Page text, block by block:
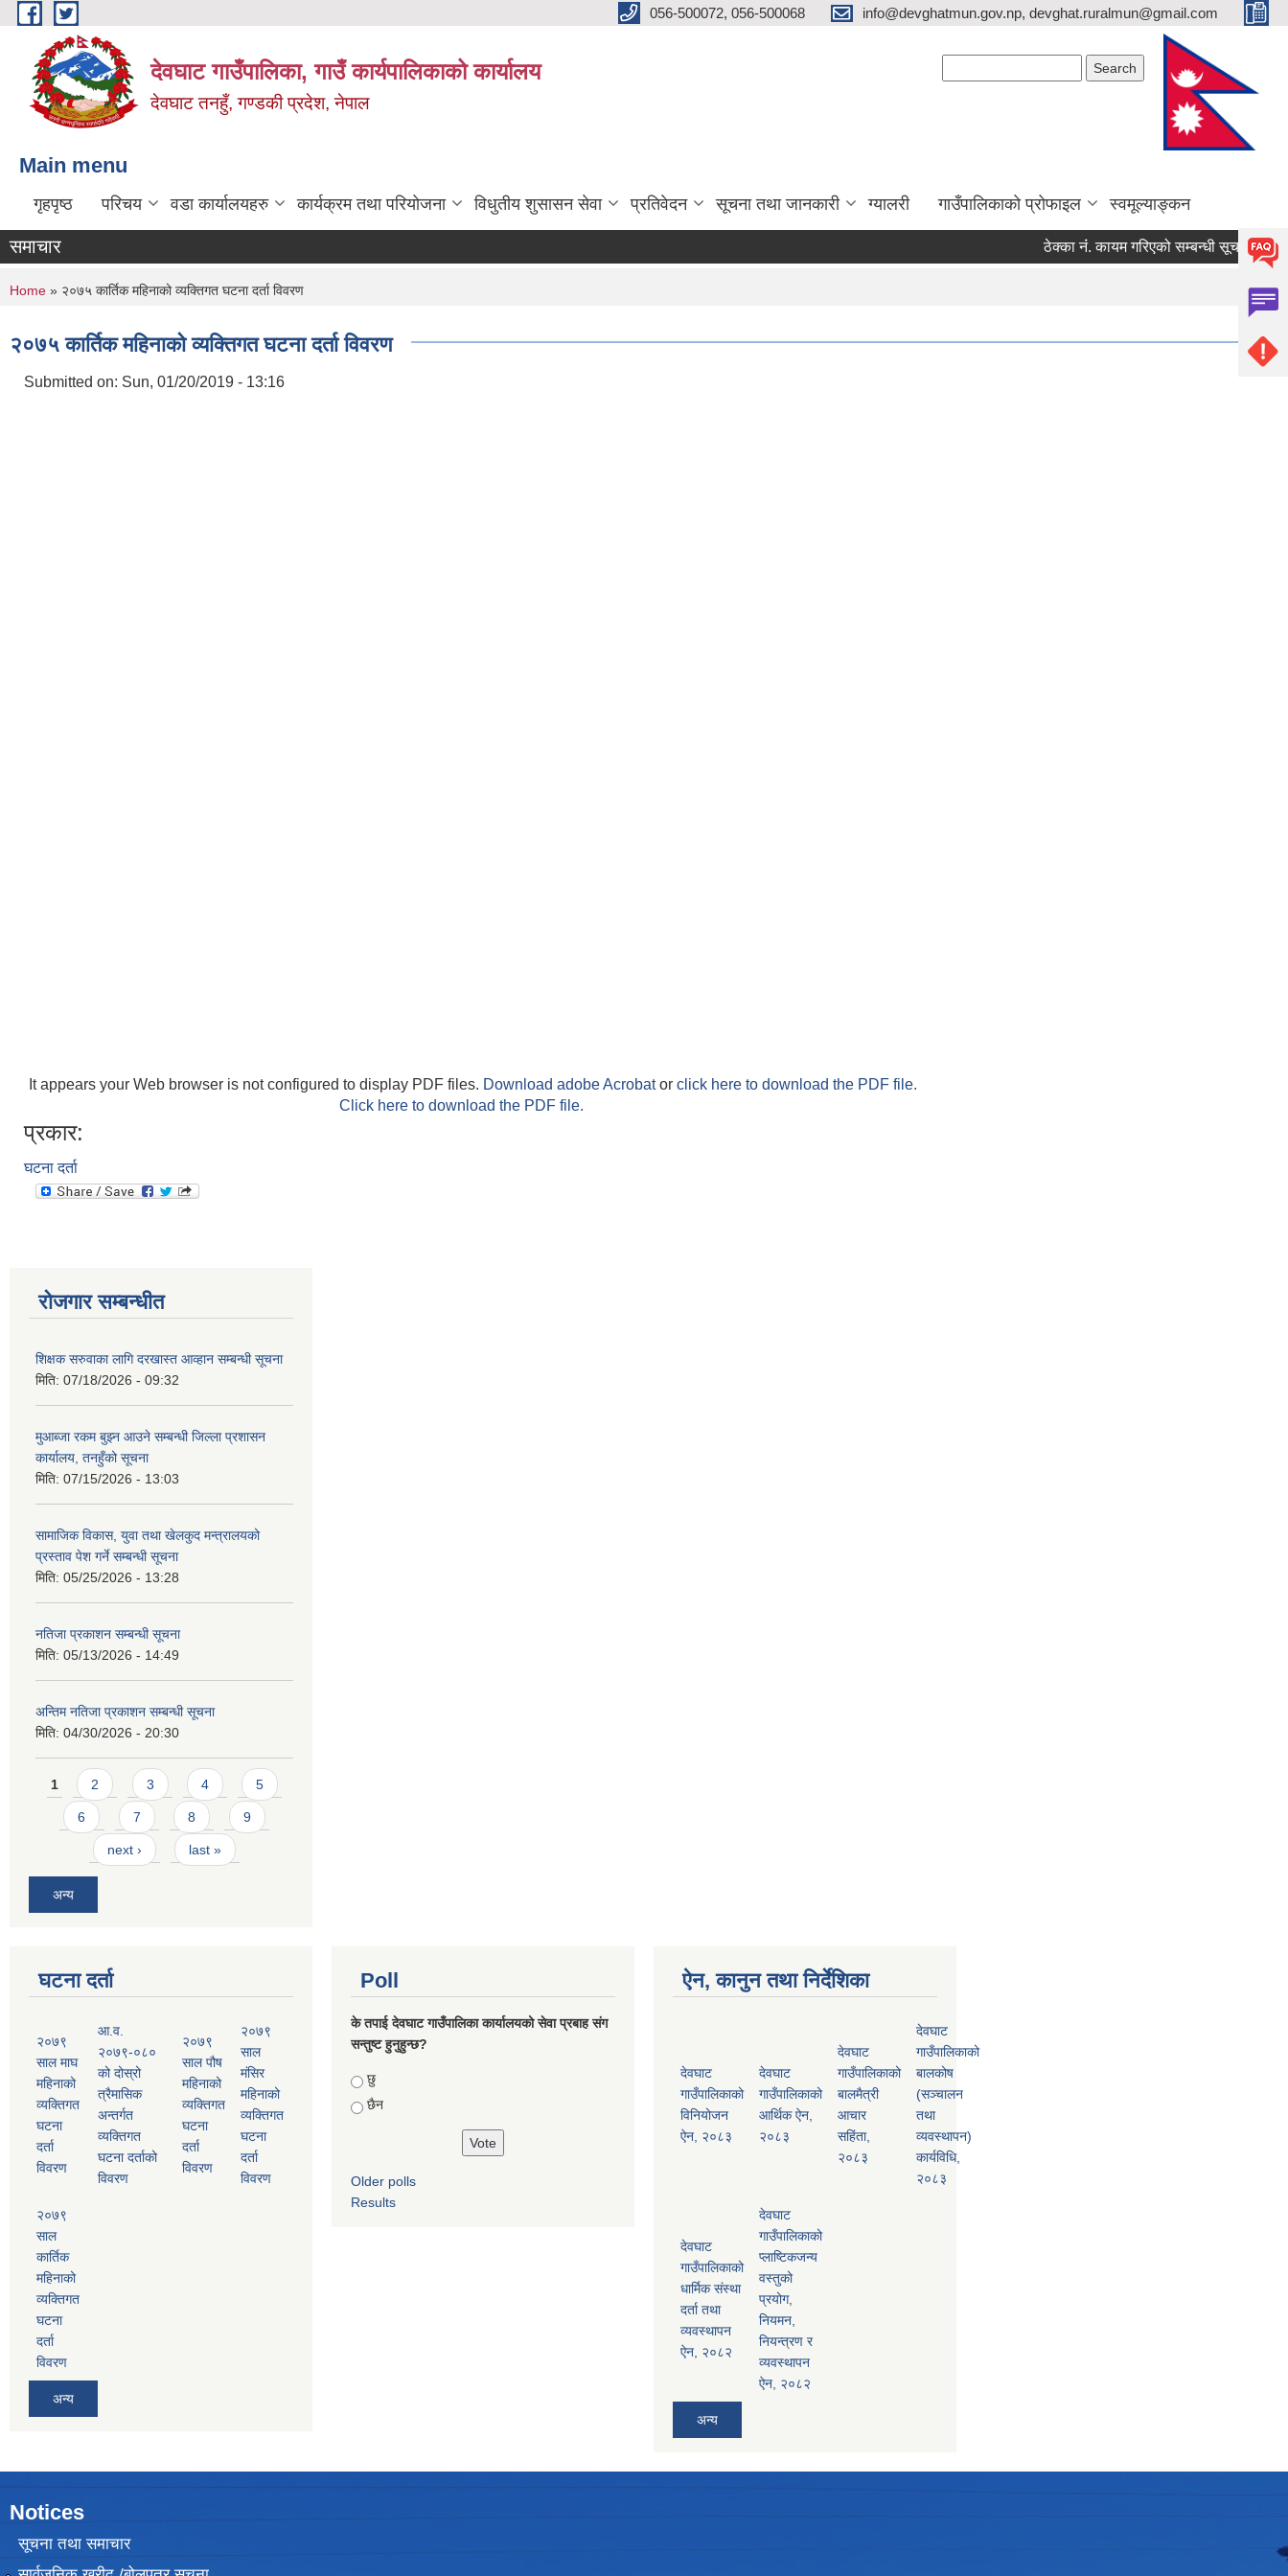
Skip to main content 056-500072, 056-500068 info@devghatmun.gov.np, devghat.ruralmun@gmail.com
देवघाट गाउँपालिका, गाउँ कार्यपालिकाको कार्यालय
देवघाट तनहुँ, गण्डकी प्रदेश, नेपाल
Main menu
गृहपृष्ठ परिचय वडा कार्यालयहरु कार्यक्रम तथा परियोजना विधुतीय शुसासन सेवा प्रतिवेदन सूचना तथा जानकारी ग्यालरी गाउँपालिकाको प्रोफाइल स्वमूल्याङ्कन
समाचार ठेक्का नंं. कायम गरिएको सम्बन्धी सूचना !
You are here
Home » २०७५ कार्तिक महिनाको व्यक्तिगत घटना दर्ता विवरण
२०७५ कार्तिक महिनाको व्यक्तिगत घटना दर्ता विवरण
Submitted on: Sun, 01/20/2019 - 13:16
It appears your Web browser is not configured to display PDF files. Download adobe Acrobator click here to download the PDF file.
Click here to download the PDF file.
प्रकार:
घटना दर्ता
रोजगार सम्बन्धीत
शिक्षक सरुवाका लागि दरखास्त आव्हान सम्बन्धी सूचना
मिति: 07/18/2026 - 09:32
मुआब्जा रकम बुझ्न आउने सम्बन्धी जिल्ला प्रशासन
कार्यालय, तनहुँको सूचना
मिति: 07/15/2026 - 13:03
सामाजिक विकास, युवा तथा खेलकुद मन्त्रालयको
प्रस्ताव पेश गर्ने सम्बन्धी सूचना
मिति: 05/25/2026 - 13:28
नतिजा प्रकाशन सम्बन्धी सूचना
मिति: 05/13/2026 - 14:49
अन्तिम नतिजा प्रकाशन सम्बन्धी सूचना
मिति: 04/30/2026 - 20:30
Pages
1 2 3 4 5
6 7 8 9
next › last »
अन्य
घटना दर्ता
२०७९
साल माघ
महिनाको
व्यक्तिगत
घटना
दर्ता
विवरण
आ.व.
२०७९-०८०
को दोस्रो
त्रैमासिक
अन्तर्गत
व्यक्तिगत
घटना दर्ताको
विवरण
२०७९
साल पौष
महिनाको
व्यक्तिगत
घटना
दर्ता
विवरण
२०७९
साल
मंसिर
महिनाको
व्यक्तिगत
घटना
दर्ता
विवरण
२०७९
साल
कार्तिक
महिनाको
व्यक्तिगत
घटना
दर्ता
विवरण
अन्य
Poll
के तपाई देवघाट गाउँपालिका कार्यालयको सेवा प्रबाह संग
सन्तुष्ट हुनुहुन्छ?
Choices
छु
छैन
Older polls
Results
ऐन, कानुन तथा निर्देशिका
देवघाट
गाउँपालिकाको
विनियोजन
ऐन, २०८३
देवघाट
गाउँपालिकाको
आर्थिक ऐन,
२०८३
देवघाट
गाउँपालिकाको
बालमैत्री
आचार
सहिंता,
२०८३
देवघाट
गाउँपालिकाको
बालकोष
(सञ्चालन
तथा
व्यवस्थापन)
कार्यविधि,
२०८३
देवघाट
गाउँपालिकाको
धार्मिक संस्था
दर्ता तथा
व्यवस्थापन
ऐन, २०८२
देवघाट
गाउँपालिकाको
प्लाष्टिकजन्य
वस्तुको
प्रयोग,
नियमन,
नियन्त्रण र
व्यवस्थापन
ऐन, २०८२
अन्य
Notices
सूचना तथा समाचार